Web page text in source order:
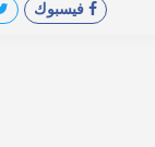
فيسبوك